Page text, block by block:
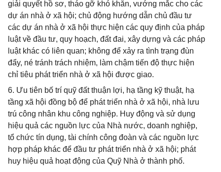
giải quyết hồ sơ, tháo gỡ khó khăn, vướng mắc cho các
dự án nhà ở xã hội; chủ động hướng dẫn chủ đầu tư
các dự án nhà ở xã hội thực hiện các quy định của pháp
luật về đầu tư, quy hoạch, đất đai, xây dựng và các pháp
luật khác có liên quan; không để xảy ra tình trạng đùn
đẩy, né tránh trách nhiệm, làm chậm tiến độ thực hiện
chỉ tiêu phát triển nhà ở xã hội được giao.
6. Ưu tiên bố trí quỹ đất thuận lợi, hạ tầng kỹ thuật, hạ
tầng xã hội đồng bộ để phát triển nhà ở xã hội, nhà lưu
trú công nhân khu công nghiệp. Huy động và sử dụng
hiệu quả các nguồn lực của Nhà nước, doanh nghiệp,
tổ chức tín dụng, tài chính công đoàn và các nguồn lực
hợp pháp khác để đầu tư phát triển nhà ở xã hội; phát
huy hiệu quả hoạt động của Quỹ Nhà ở thành phố.